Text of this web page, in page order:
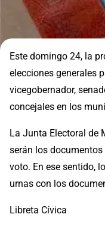
Este domingo 24, la
elecciones generales
vicegobernador,
concejales en los
La Junta Electoral de
serán los documentos
voto. En ese sentido,
urnas con los
Libreta Cívica